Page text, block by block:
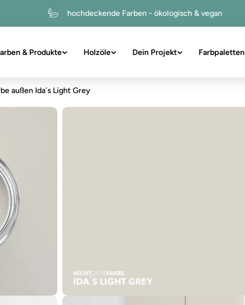
hochdeckende Farben - ökologisch & vegan
& Produkte Holzöle Dein Projekt Farbpaletten
suchen
außen Ida´s Light Grey